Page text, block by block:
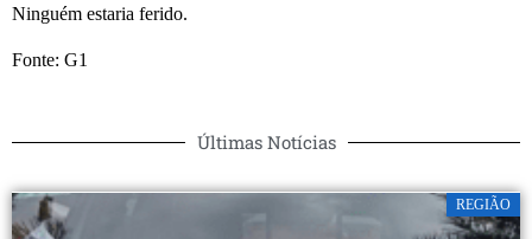
Ninguém estaria ferido.
Fonte: G1
Últimas Notícias
REGIÃO